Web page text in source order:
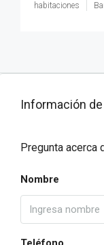
habitaciones
Información
Pregunta acerca
Nombre